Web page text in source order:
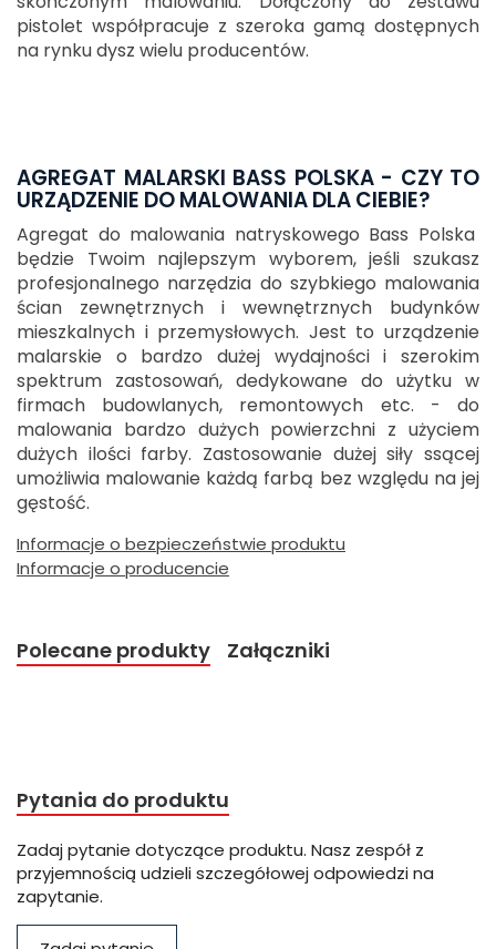
pistolet współpracuje z szeroka gamą dostępnych
na rynku dysz wielu producentów.
AGREGAT MALARSKI BASS POLSKA - CZY TO
URZĄDZENIE DO MALOWANIA DLA CIEBIE?
Agregat do malowania natryskowego Bass Polska
będzie Twoim najlepszym wyborem, jeśli szukasz
profesjonalnego narzędzia do szybkiego malowania
ścian zewnętrznych i wewnętrznych budynków
mieszkalnych i przemysłowych. Jest to urządzenie
malarskie o bardzo dużej wydajności i szerokim
spektrum zastosowań, dedykowane do użytku w
firmach budowlanych, remontowych etc. - do
malowania bardzo dużych powierzchni z użyciem
dużych ilości farby. Zastosowanie dużej siły ssącej
umożliwia malowanie każdą farbą bez względu na jej
gęstość.
Informacje o bezpieczeństwie produktu
Informacje o producencie
Polecane produkty Załączniki
Pytania do produktu
Zadaj pytanie dotyczące produktu. Nasz zespół z
przyjemnością udzieli szczegółowej odpowiedzi na
zapytanie.